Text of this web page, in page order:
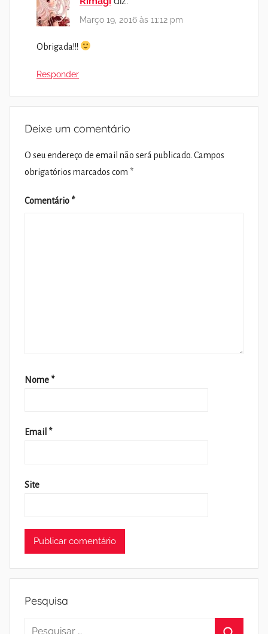
Março 19, 2016 às 11:12 pm
Obrigada!!!
Responder
Deixe um comentário
O seu endereço de email não será publicado. Campos
obrigatórios marcados com *
Comentário *
Nome *
Email *
Site
Pesquisa
Pesquisar